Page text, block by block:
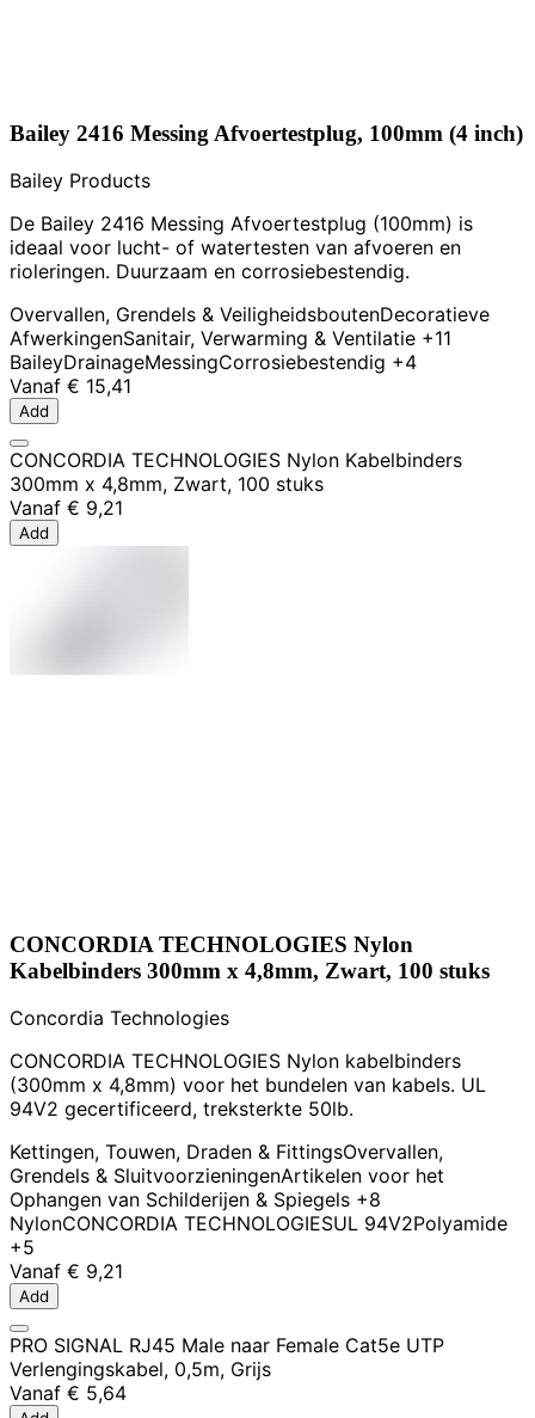
Bailey 2416 Messing Afvoertestplug, 100mm (4 inch)
Bailey Products
De Bailey 2416 Messing Afvoertestplug (100mm) is
ideaal voor lucht- of watertesten van afvoeren en
rioleringen. Duurzaam en corrosiebestendig.
Overvallen, Grendels & VeiligheidsboutenDecoratieve
AfwerkingenSanitair, Verwarming & Ventilatie +11
BaileyDrainageMessingCorrosiebestendig +4
Vanaf € 15,41
Add
CONCORDIA TECHNOLOGIES Nylon Kabelbinders
300mm x 4,8mm, Zwart, 100 stuks
Vanaf € 9,21
Add
CONCORDIA TECHNOLOGIES Nylon
Kabelbinders 300mm x 4,8mm, Zwart, 100 stuks
Concordia Technologies
CONCORDIA TECHNOLOGIES Nylon kabelbinders
(300mm x 4,8mm) voor het bundelen van kabels. UL
94V2 gecertificeerd, treksterkte 50lb.
Kettingen, Touwen, Draden & FittingsOvervallen,
Grendels & SluitvoorzieningenArtikelen voor het
Ophangen van Schilderijen & Spiegels +8
NylonCONCORDIA TECHNOLOGIESUL 94V2Polyamide
+5
Vanaf € 9,21
Add
PRO SIGNAL RJ45 Male naar Female Cat5e UTP
Verlengingskabel, 0,5m, Grijs
Vanaf € 5,64